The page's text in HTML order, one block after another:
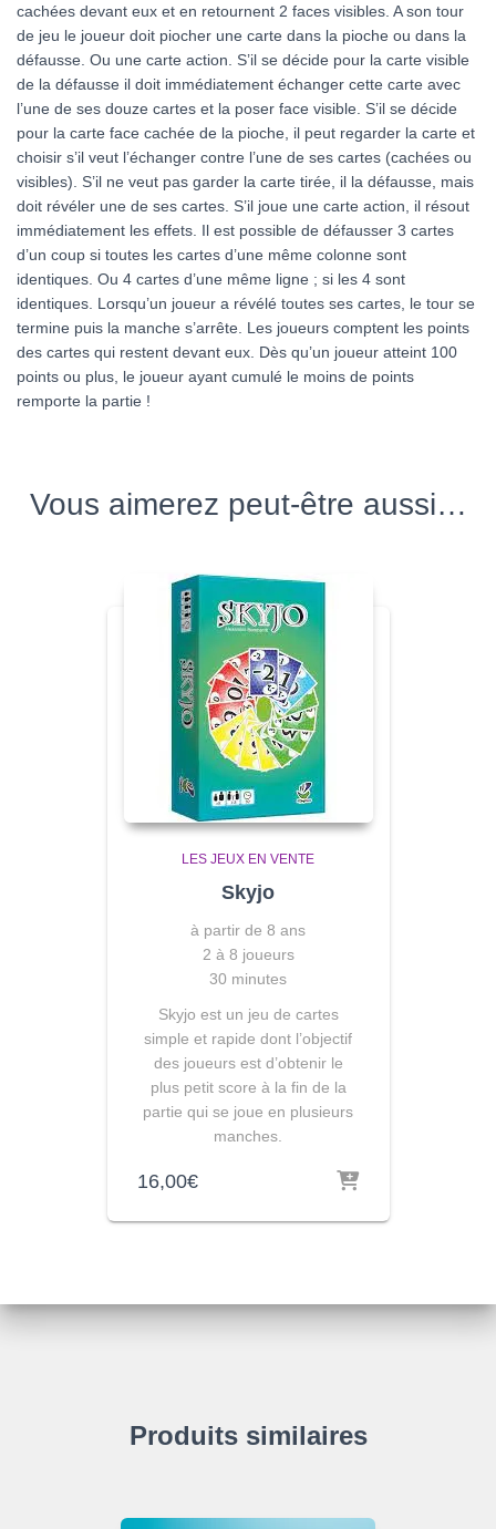
cachées devant eux et en retournent 2 faces visibles. A son tour
de jeu le joueur doit piocher une carte dans la pioche ou dans la
défausse. Ou une carte action. S’il se décide pour la carte visible
de la défausse il doit immédiatement échanger cette carte avec
l’une de ses douze cartes et la poser face visible. S’il se décide
pour la carte face cachée de la pioche, il peut regarder la carte et
choisir s’il veut l’échanger contre l’une de ses cartes (cachées ou
visibles). S’il ne veut pas garder la carte tirée, il la défausse, mais
doit révéler une de ses cartes. S’il joue une carte action, il résout
immédiatement les effets. Il est possible de défausser 3 cartes
d’un coup si toutes les cartes d’une même colonne sont
identiques. Ou 4 cartes d’une même ligne ; si les 4 sont
identiques. Lorsqu’un joueur a révélé toutes ses cartes, le tour se
termine puis la manche s’arrête. Les joueurs comptent les points
des cartes qui restent devant eux. Dès qu’un joueur atteint 100
points ou plus, le joueur ayant cumulé le moins de points
remporte la partie !
Vous aimerez peut-être aussi…
LES JEUX EN VENTE
Skyjo
à partir de 8 ans
2 à 8 joueurs
30 minutes
Skyjo est un jeu de cartes
simple et rapide dont l’objectif
des joueurs est d’obtenir le
plus petit score à la fin de la
partie qui se joue en plusieurs
manches.
16,00€
Produits similaires